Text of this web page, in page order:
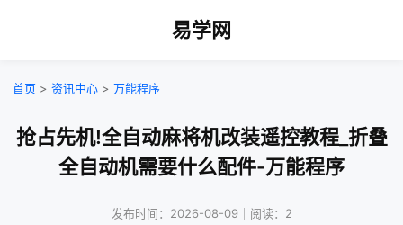
易学网
首页 > 资讯中心 > 万能程序
抢占先机!全自动麻将机改装遥控教程_折叠
全自动机需要什么配件-万能程序
发布时间：2026-08-09｜阅读：2